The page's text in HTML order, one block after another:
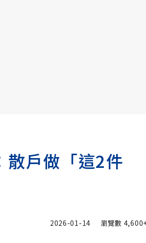
散戶做「這2件
2026-01-14 瀏覽數